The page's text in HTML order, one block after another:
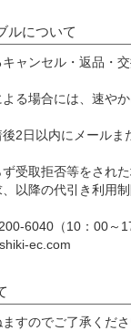
ルについて
ャンセル・返品・
る場合には、速や
2日以内にメールま
受取拒否等をされ
以降の代引き利用
6040（10：00～
ec.com
すのでご了承くださ